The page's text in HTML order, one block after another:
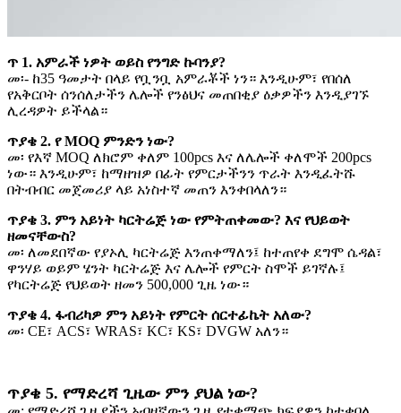
ጥ 1. አምራች ነዎት ወይስ የንግድ ኩባንያ?
መ፡- ከ35 ዓመታት በላይ የቧንቧ አምራቾች ነን። እንዲሁም፣ የበሰለ
የአቅርቦት ሰንሰለታችን ሌሎች የንፅህና መጠበቂያ ዕቃዎችን እንዲያገኙ
ሊረዳዎት ይችላል።
ጥያቄ 2. የ MOQ ምንድን ነው?
መ፡ የእኛ MOQ ለክሮም ቀለም 100pcs እና ለሌሎች ቀለሞች 200pcs
ነው። እንዲሁም፣ ከማዘዝዎ በፊት የምርታችንን ጥራት እንዲፈትሹ
በትብብር መጀመሪያ ላይ አነስተኛ መጠን እንቀበላለን።
ጥያቄ 3. ምን አይነት ካርትሬጅ ነው የምትጠቀመው? እና የህይወት
ዘመናቸውስ?
መ፡ ለመደበኛው የያኦሊ ካርትሬጅ እንጠቀማለን፤ ከተጠየቀ ደግሞ ሴዳል፣
ዋንሃይ ወይም ሄንት ካርትሬጅ እና ሌሎች የምርት ስሞች ይገኛሉ፤
የካርትሬጅ የህይወት ዘመን 500,000 ጊዜ ነው።
ጥያቄ 4. ፋብሪካዎ ምን አይነት የምርት ሰርተፊኬት አለው?
መ፡ CE፣ ACS፣ WRAS፣ KC፣ KS፣ DVGW አለን።
ጥያቄ 5. የማድረሻ ጊዜው ምን ያህል ነው?